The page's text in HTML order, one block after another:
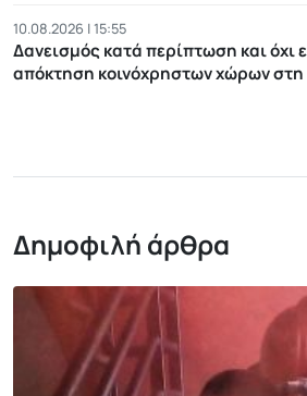
10.08.2026 | 15:55
Δανεισμός κατά περίπτωση και όχι
απόκτηση κοινόχρηστων χώρων στη
Δημοφιλή άρθρα